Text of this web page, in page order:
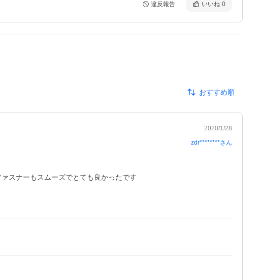
違反報告 いいね 0
おすすめ順
2020/1/28
zdr********さん
スナーもスムーズでとても良かったです